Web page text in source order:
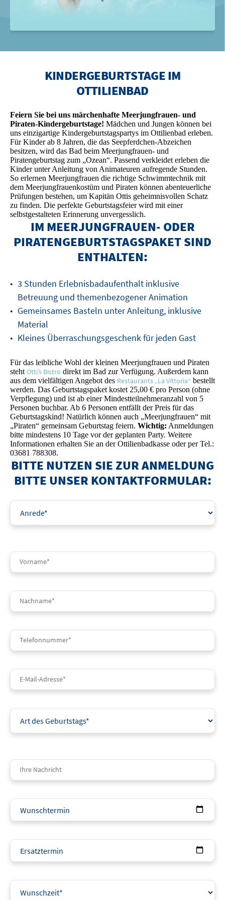
KINDERGEBURTSTAGE IM
OTTILIENBAD
Feiern Sie bei uns märchenhafte Meerjungfrauen- und
Piraten-Kindergeburtstage! Mädchen und Jungen können bei
uns einzigartige Kindergeburtstagspartys im Ottilienbad erleben.
Für Kinder ab 8 Jahren, die das Seepferdchen-Abzeichen
besitzen, wird das Bad beim Meerjungfrauen- und
Piratengeburtstag zum „Ozean“. Passend verkleidet erleben die
Kinder unter Anleitung von Animateuren aufregende Stunden.
So erlernen Meerjungfrauen die richtige Schwimmtechnik mit
dem Meerjungfrauenkostüm und Piraten können abenteuerliche
Prüfungen bestehen, um Kapitän Ottis geheimnisvollen Schatz
zu finden. Die perfekte Geburtstagsfeier wird mit einer
selbstgestalteten Erinnerung unvergesslich.
IM MEERJUNGFRAUEN- ODER
PIRATENGEBURTSTAGSPAKET SIND
ENTHALTEN:
3 Stunden Erlebnisbadaufenthalt inklusive
Betreuung und themenbezogener Animation
Gemeinsames Basteln unter Anleitung, inklusive
Material
Kleines Überraschungsgeschenk für jeden Gast
Für das leibliche Wohl der kleinen Meerjungfrauen und Piraten
steht Otti’s Bistro direkt im Bad zur Verfügung. Außerdem kann
aus dem vielfältigen Angebot des Restaurants „La Vittoria“ bestellt
werden. Das Geburtstagspaket kostet 25,00 € pro Person (ohne
Verpflegung) und ist ab einer Mindestteilnehmeranzahl von 5
Personen buchbar. Ab 6 Personen entfällt der Preis für das
Geburtstagskind! Natürlich können auch „Meerjungfrauen“ mit
„Piraten“ gemeinsam Geburtstag feiern. Wichtig: Anmeldungen
bitte mindestens 10 Tage vor der geplanten Party. Weitere
Informationen erhalten Sie an der Ottilienbadkasse oder per Tel.:
03681 788308.
BITTE NUTZEN SIE ZUR ANMELDUNG
BITTE UNSER KONTAKTFORMULAR: